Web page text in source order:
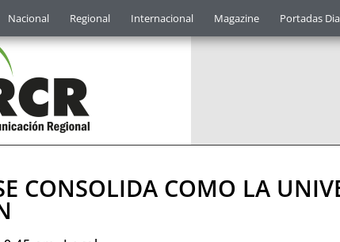
Nacional Regional Internacional Magazine Portadas
CONSOLIDA COMO LA